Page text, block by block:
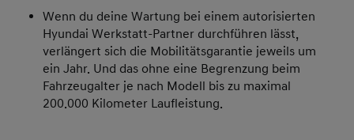
Wenn du deine Wartung bei einem autorisierten
Hyundai Werkstatt-Partner durchführen lässt,
verlängert sich die Mobilitätsgarantie jeweils um
ein Jahr. Und das ohne eine Begrenzung beim
Fahrzeugalter je nach Modell bis zu maximal
200.000 Kilometer Laufleistung.